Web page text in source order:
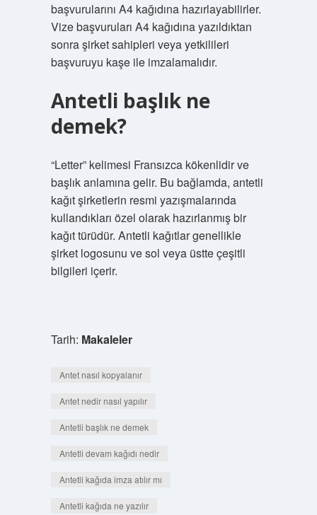
başvurularını A4 kağıdına hazırlayabilirler.
Vize başvuruları A4 kağıdına yazıldıktan
sonra şirket sahipleri veya yetkilileri
başvuruyu kaşe ile imzalamalıdır.
Antetli başlık ne
demek?
“Letter” kelimesi Fransızca kökenlidir ve
başlık anlamına gelir. Bu bağlamda, antetli
kağıt şirketlerin resmi yazışmalarında
kullandıkları özel olarak hazırlanmış bir
kağıt türüdür. Antetli kağıtlar genellikle
şirket logosunu ve sol veya üstte çeşitli
bilgileri içerir.
Tarih: Makaleler
Antet nasıl kopyalanır
Antet nedir nasıl yapılır
Antetli başlık ne demek
Antetli devam kağıdı nedir
Antetli kağıda imza atılır mı
Antetli kağıda ne yazılır